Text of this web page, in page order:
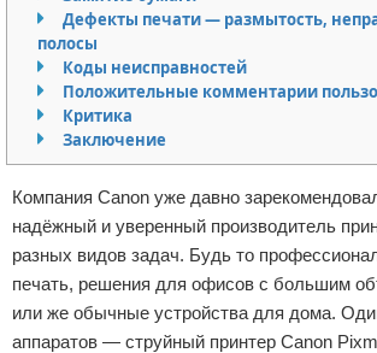
Кино и сериалы
Покупки
Мода и стиль
Отказ от ответственности
Дефекты печати — размытость,
полосы
Коды неисправностей
Положительные комментарии
Критика
Заключение
Компания Canon уже давно
надёжный и уверенный производитель
разных видов задач. Будь то
печать, решения для офисов с большим
или же обычные устройства для дома.
аппаратов — струйный принтер Canon